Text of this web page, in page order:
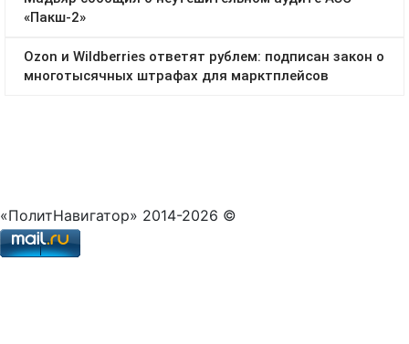
«ПолитНавигатор» 2014-2026 ©